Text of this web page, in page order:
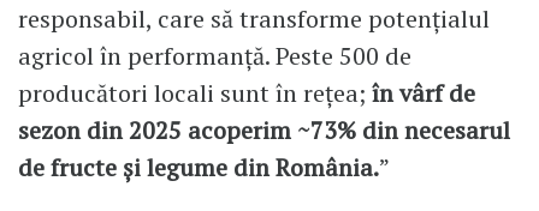
responsabil, care să transforme potențialul
agricol în performanță. Peste 500 de
producători locali sunt în rețea; în vârf de
sezon din 2025 acoperim ~73% din necesarul
de fructe și legume din România.”